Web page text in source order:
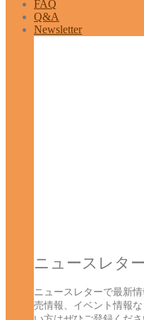
FAQ
Q&A
Newsletter
ニュースレタ
ニュースレターで最新
売情報、イベント情報